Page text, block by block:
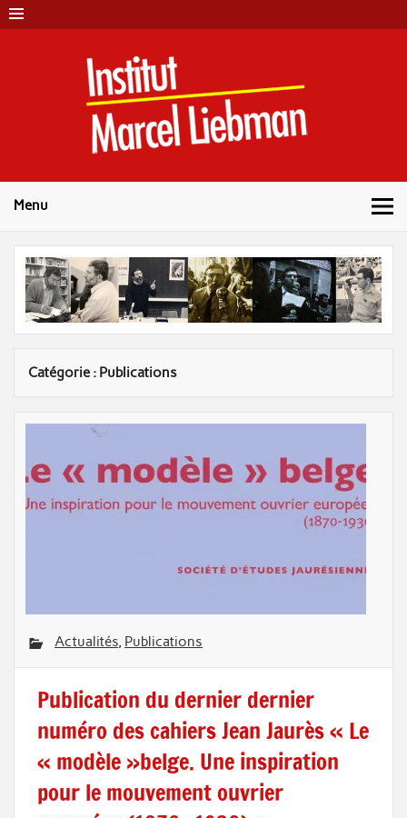
Skip
to
content
Menu
Catégorie : Publications
Actualités, Publications
Publication du dernier dernier
numéro des cahiers Jean Jaurès « Le
« modèle »belge. Une inspiration
pour le mouvement ouvrier